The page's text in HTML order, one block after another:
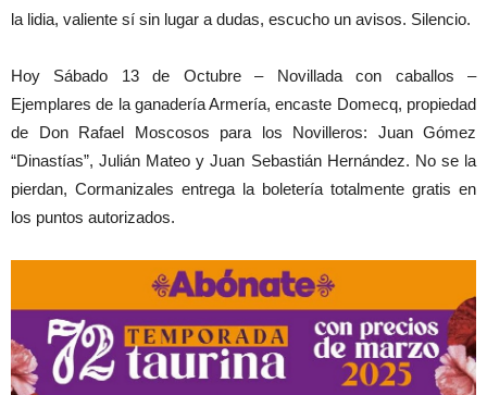
la lidia, valiente sí sin lugar a dudas, escucho un avisos. Silencio.
Hoy Sábado 13 de Octubre – Novillada con caballos –
Ejemplares de la ganadería Armería, encaste Domecq, propiedad
de Don Rafael Moscosos para los Novilleros: Juan Gómez
“Dinastías”, Julián Mateo y Juan Sebastián Hernández. No se la
pierdan, Cormanizales entrega la boletería totalmente gratis en
los puntos autorizados.